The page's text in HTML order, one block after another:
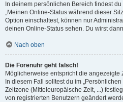
In deinem persönlichen Bereich findest
„Meinen Online-Status während dieser
Option einschaltest, können nur
deinen Online-Status sehen. Du wirst
Nach oben
Die Forenuhr geht falsch!
Möglicherweise entspricht die
In diesem Fall solltest du im
Zeitzone (Mitteleuropäische Zeit, ...)
von registrierten Benutzern geändert